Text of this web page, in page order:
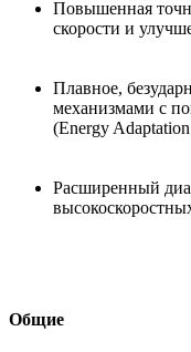
Повышенная
скорости и
Плавное,
механизмами с
(Energy
Расширенный
Общие